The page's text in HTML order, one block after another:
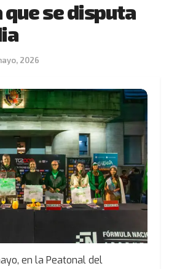
se disputa
2026
en la Peatonal del